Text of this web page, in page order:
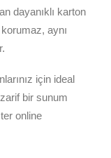
dayanıklı karton
aynı
için ideal
bir sunum
online